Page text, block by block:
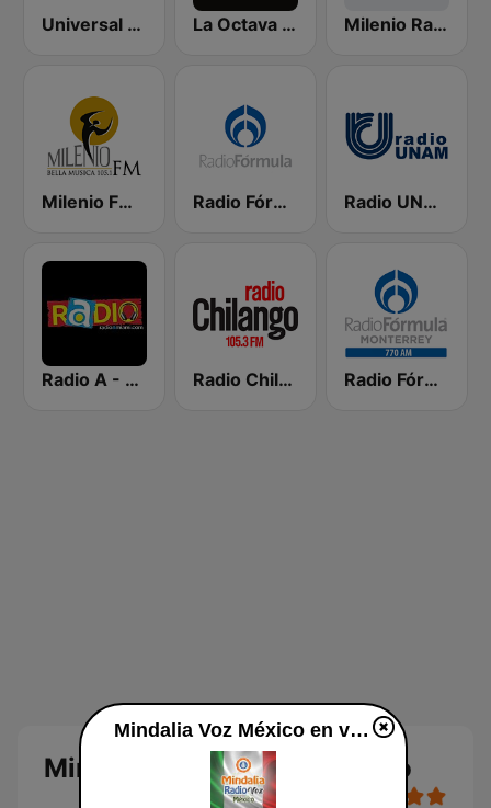
Universal 88.1 FM La Octava 88.1 FM Milenio Radio 103.7
Milenio FM Bella Musica Radio Fórmula 1470 (Fórmula Femenina) Radio UNAM 96.1 FM
Radio A - Miami Radio Chilango 105.3 FM Radio Fórmula 770 AM
Mindalia Voz México en vivo
Mindalia Voz México en vivo